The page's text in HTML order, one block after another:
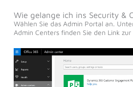
Wie gelange ich ins Security &
Wählen Sie das Admin Portal an.
Admin Centers finden Sie den Link